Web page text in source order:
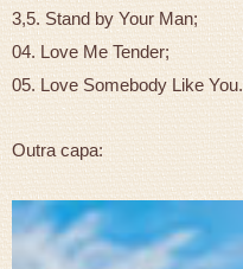
3,5. Stand by Your Man;
04. Love Me Tender;
05. Love Somebody Like You.
Outra capa: